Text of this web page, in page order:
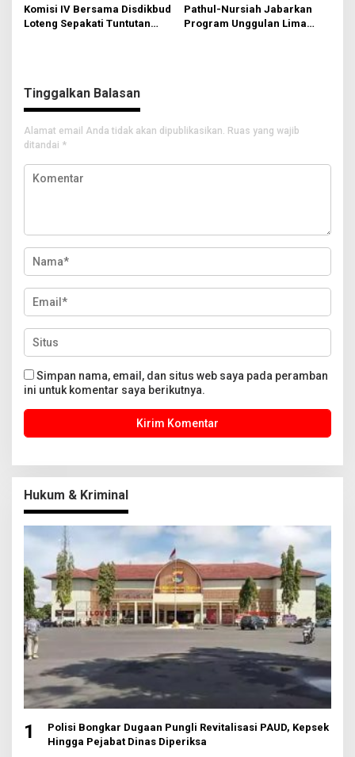
Komisi IV Bersama Disdikbud
Loteng Sepakati Tuntutan
Pathul-Nursiah Jabarkan
Program Unggulan Lima
Tinggalkan Balasan
Alamat email Anda tidak akan dipublikasikan. Ruas yang wajib
ditandai *
Simpan nama, email, dan situs web saya pada peramban
ini untuk komentar saya berikutnya.
Hukum & Kriminal
1
Polisi Bongkar Dugaan Pungli Revitalisasi PAUD, Kepsek
Hingga Pejabat Dinas Diperiksa